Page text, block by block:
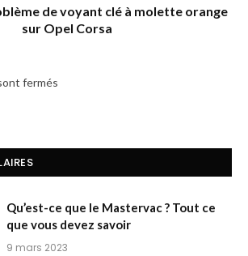
de voyant clé à molette orange
sur Opel Corsa
fermés
Qu’est-ce que le Mastervac ? Tout ce
que vous devez savoir
9 mars 2023